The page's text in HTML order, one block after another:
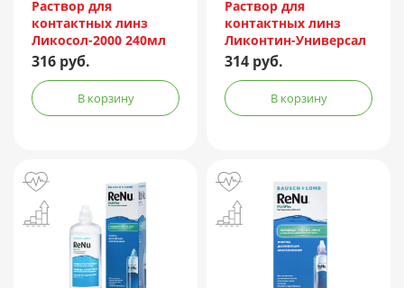
Раствор для
контактных линз
Ликосол-2000 240мл
316 руб.
В корзину
Раствор для
контактных линз
Ликонтин-Универсал
240мл
314 руб.
В корзину